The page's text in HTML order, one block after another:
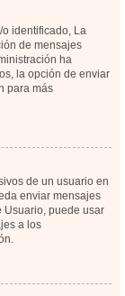
o identificado, La
de mensajes
ha
la opción de enviar
para más
de un usuario en
enviar mensajes
Usuario, puede usar
a los